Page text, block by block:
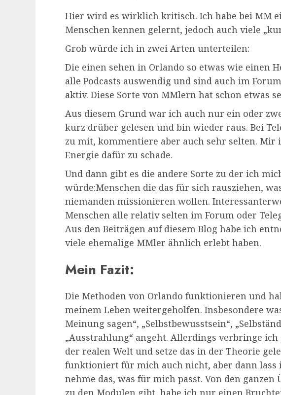
Hier wird es wirklich kritisch. Ich habe bei MM
Menschen kennen gelernt, jedoch auch viele
Grob würde ich in zwei Arten unterteilen:
Die einen sehen in Orlando so etwas wie einen
alle Podcasts auswendig und sind auch im
aktiv. Diese Sorte von MMlern hat schon etwas
Aus diesem Grund war ich auch nur ein oder
kurz drüber gelesen und bin wieder raus. Bei
zu mit, kommentiere aber auch sehr selten. Mir
Energie dafür zu schade.
Und dann gibt es die andere Sorte zu der ich
würde:Menschen die das für sich rausziehen,
niemanden missionieren wollen.
Menschen alle relativ selten im Forum oder
Aus den Beiträgen auf diesem Blog habe ich
viele ehemalige MMler ähnlich erlebt haben.
Mein Fazit:
Die Methoden von Orlando funktionieren und
meinem Leben weitergeholfen. Insbesondere
Meinung sagen“, „Selbstbewusstsein“,
„Ausstrahlung“ angeht. Allerdings verbringe
der realen Welt und setze das in der Theorie
funktioniert für mich auch nicht, aber dann lass
nehme das, was für mich passt. Von den ganzen
zu den Modulen gibt, habe ich nur einen